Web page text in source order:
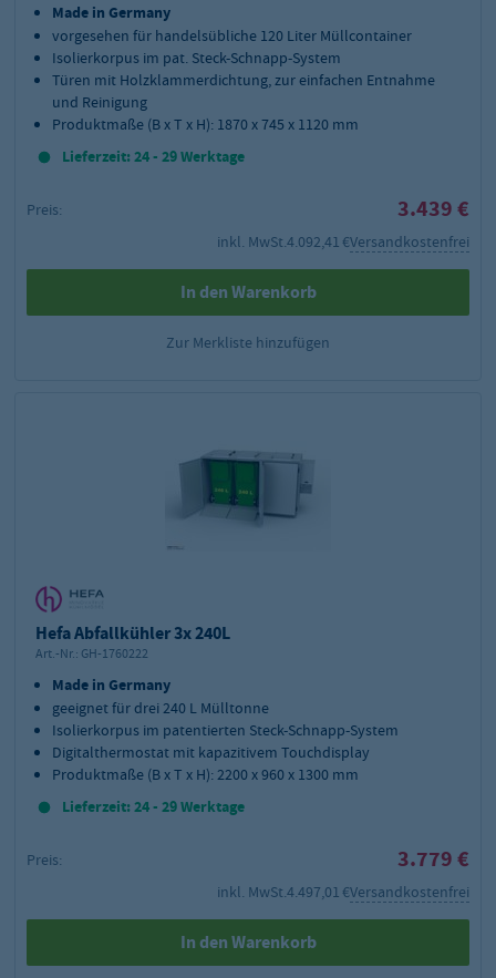
Made in Germany
vorgesehen für handelsübliche 120 Liter Müllcontainer
Isolierkorpus im pat. Steck-Schnapp-System
Türen mit Holzklammerdichtung, zur einfachen Entnahme
und Reinigung
Produktmaße (B x T x H): 1870 x 745 x 1120 mm
Lieferzeit: 24 - 29 Werktage
Preis: 3.439 €
inkl. MwSt.4.092,41 €Versandkostenfrei
In den Warenkorb
Zur Merkliste hinzufügen
Hefa Abfallkühler 3x 240L
Art.-Nr.: GH-1760222
Made in Germany
geeignet für drei 240 L Mülltonne
Isolierkorpus im patentierten Steck-Schnapp-System
Digitalthermostat mit kapazitivem Touchdisplay
Produktmaße (B x T x H): 2200 x 960 x 1300 mm
Lieferzeit: 24 - 29 Werktage
Preis: 3.779 €
inkl. MwSt.4.497,01 €Versandkostenfrei
In den Warenkorb